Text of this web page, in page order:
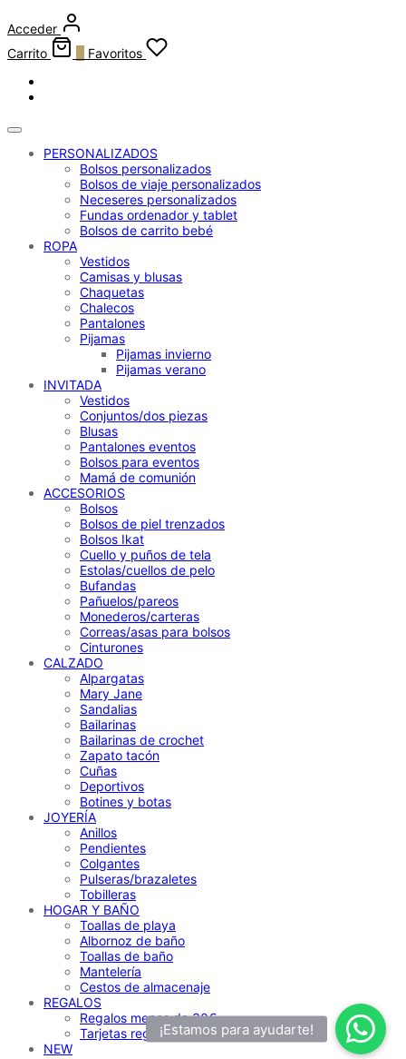
Acceder
Carrito
Favoritos
PERSONALIZADOS
Bolsos personalizados
Bolsos de viaje personalizados
Neceseres personalizados
Fundas ordenador y tablet
Bolsos de carrito bebé
ROPA
Vestidos
Camisas y blusas
Chaquetas
Chalecos
Pantalones
Pijamas
Pijamas invierno
Pijamas verano
INVITADA
Vestidos
Conjuntos/dos piezas
Blusas
Pantalones eventos
Bolsos para eventos
Mamá de comunión
ACCESORIOS
Bolsos
Bolsos de piel trenzados
Bolsos Ikat
Cuello y puños de tela
Estolas/cuellos de pelo
Bufandas
Pañuelos/pareos
Monederos/carteras
Correas/asas para bolsos
Cinturones
CALZADO
Alpargatas
Mary Jane
Sandalias
Bailarinas
Bailarinas de crochet
Zapato tacón
Cuñas
Deportivos
Botines y botas
JOYERÍA
Anillos
Pendientes
Colgantes
Pulseras/brazaletes
Tobilleras
HOGAR Y BAÑO
Toallas de playa
Albornoz de baño
Toallas de baño
Mantelería
Cestos de almacenaje
REGALOS
Regalos menos de 30€
Tarjetas regalo
NEW